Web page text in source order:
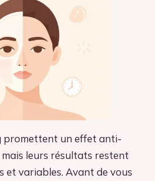
promettent un effet anti-
leurs résultats restent
et variables. Avant de vous